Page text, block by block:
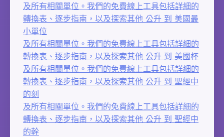
及所有相關單位。我們的免費線上工具包括詳細的
轉換表、逐步指南，以及探索其他 公升 到 美國最
小單位
及所有相關單位。我們的免費線上工具包括詳細的
轉換表、逐步指南，以及探索其他 公升 到 美國杯
及所有相關單位。我們的免費線上工具包括詳細的
轉換表、逐步指南，以及探索其他 公升 到 聖經中
的刻
及所有相關單位。我們的免費線上工具包括詳細的
轉換表、逐步指南，以及探索其他 公升 到 聖經中
的幹